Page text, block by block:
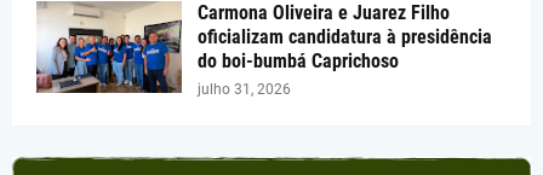
Carmona Oliveira e Juarez Filho
oficializam candidatura à presidência
do boi-bumbá Caprichoso
julho 31, 2026